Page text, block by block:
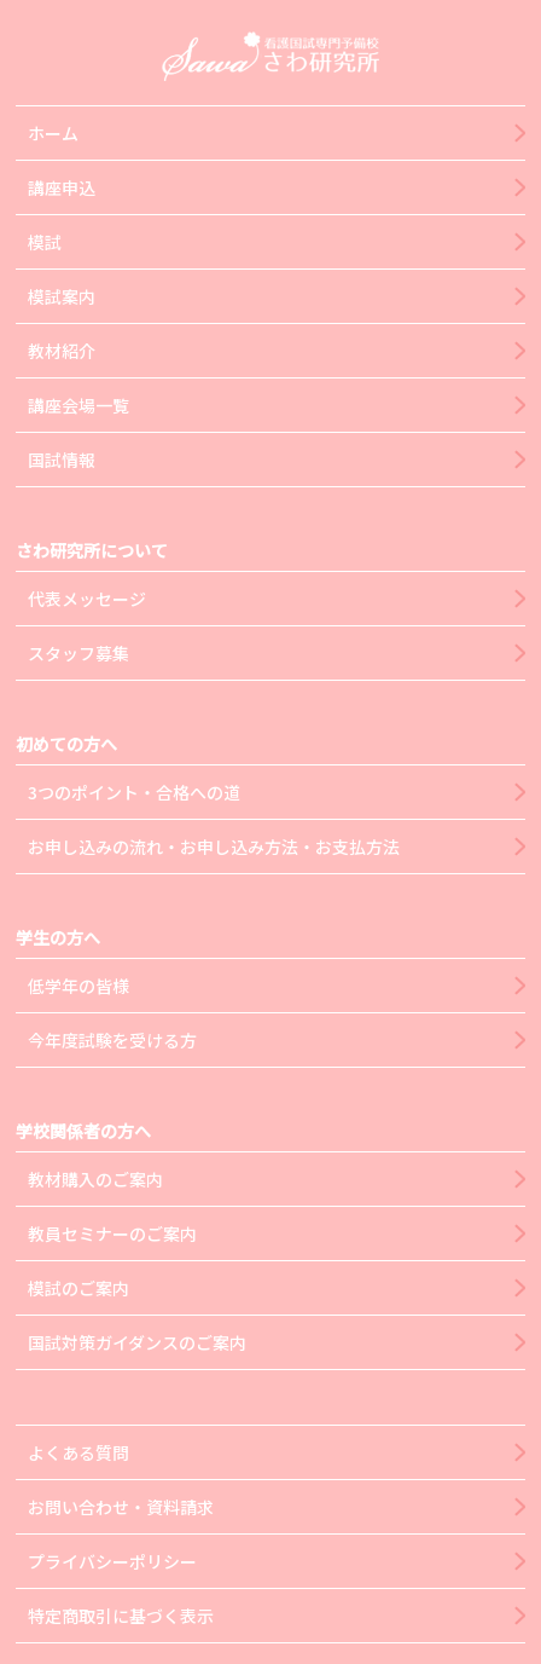
ホーム
講座申込
模試
模試案内
教材紹介
講座会場一覧
国試情報
さわ研究所について
代表メッセージ
スタッフ募集
初めての方へ
3つのポイント・合格への道
お申し込みの流れ・お申し込み方法・お支払方法
学生の方へ
低学年の皆様
今年度試験を受ける方
学校関係者の方へ
教材購入のご案内
教員セミナーのご案内
模試のご案内
国試対策ガイダンスのご案内
よくある質問
お問い合わせ・資料請求
プライバシーポリシー
特定商取引に基づく表示